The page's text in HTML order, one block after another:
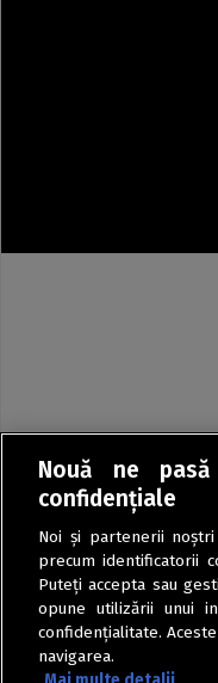
Nouă ne
confidențiale
Noi și partenerii
precum identificatorii
Puteți accepta sau
opune utilizării unui
confidențialitate.
navigarea.